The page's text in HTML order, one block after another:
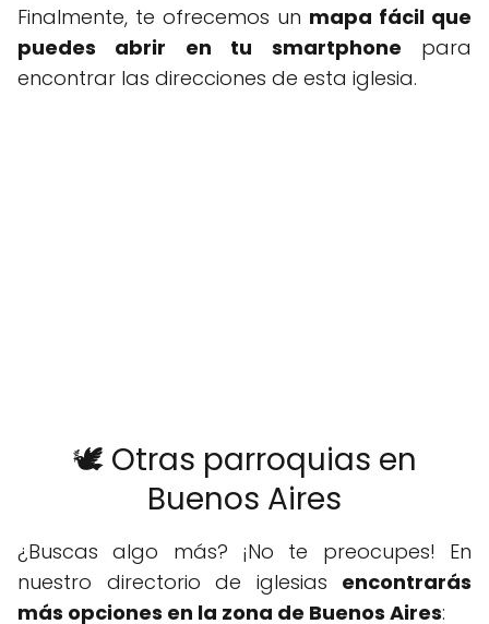
Finalmente, te ofrecemos un mapa fácil que
puedes abrir en tu smartphone para
encontrar las direcciones de esta iglesia.
🕊️ Otras parroquias en
Buenos Aires
¿Buscas algo más? ¡No te preocupes! En
nuestro directorio de iglesias encontrarás
más opciones en la zona de Buenos Aires: